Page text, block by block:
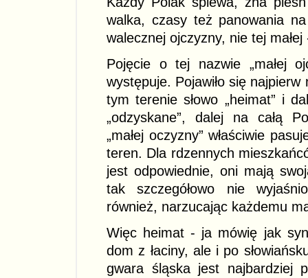
walka, czasy też panowania
walecznej ojczyzny, nie tej
Pojęcie o tej nazwie „małej
występuje. Pojawiło się
tym terenie słowo „heimat” i
„odzyskane”, dalej na całą
„małej oczyzny” właściwie
teren. Dla rdzennych
jest odpowiednie, oni mają
tak szczegółowo nie
również, narzucając każdemu
Więc heimat - ja mówię jak
dom z łaciny, ale i po
gwara śląska jest najbardziej